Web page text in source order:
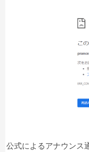
公式によるアナウンス